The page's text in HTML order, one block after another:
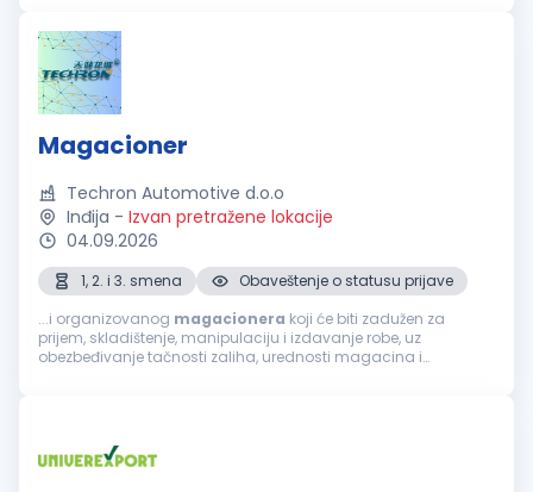
Magacioner
Techron Automotive d.o.o
Inđija - Izvan pretražene lokacije
04.09.2026
1, 2. i 3. smena
Obaveštenje o statusu prijave
...i organizovanog magacionera koji će biti zadužen za
prijem, skladištenje, manipulaciju i izdavanje robe, uz
obezbeđivanje tačnosti zaliha, urednosti magacina i